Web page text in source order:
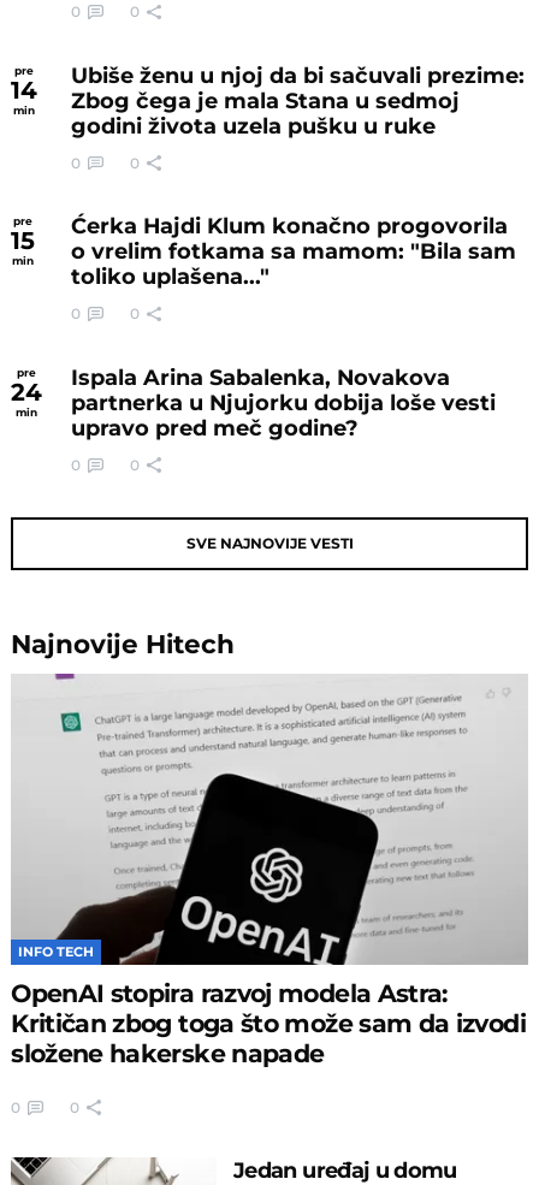
0 0
pre
14
min
Ubiše ženu u njoj da bi sačuvali prezime:
Zbog čega je mala Stana u sedmoj
godini života uzela pušku u ruke
0 0
pre
15
min
Ćerka Hajdi Klum konačno progovorila
o vrelim fotkama sa mamom: "Bila sam
toliko uplašena..."
0 0
pre
24
min
Ispala Arina Sabalenka, Novakova
partnerka u Njujorku dobija loše vesti
upravo pred meč godine?
0 0
SVE NAJNOVIJE VESTI
Najnovije Hitech
INFO TECH
OpenAI stopira razvoj modela Astra:
Kritičan zbog toga što može sam da izvodi
složene hakerske napade
0 0
Jedan uređaj u domu